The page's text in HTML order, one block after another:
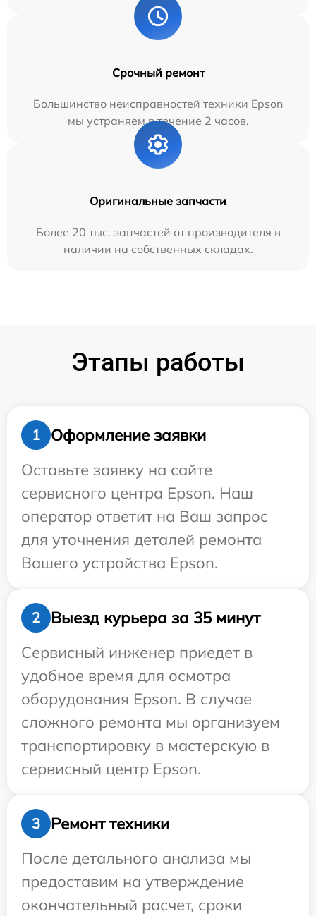
Срочный ремонт
Большинство неисправностей техники Epson
мы устраняем в течение 2 часов.
Оригинальные запчасти
Более 20 тыс. запчастей от производителя в
наличии на собственных складах.
Этапы работы
1
Оформление заявки
Оставьте заявку на сайте
сервисного центра Epson. Наш
оператор ответит на Ваш запрос
для уточнения деталей ремонта
Вашего устройства Epson.
2
Выезд курьера за 35 минут
Сервисный инженер приедет в
удобное время для осмотра
оборудования Epson. В случае
сложного ремонта мы организуем
транспортировку в мастерскую в
сервисный центр Epson.
3
Ремонт техники
После детального анализа мы
предоставим на утверждение
окончательный расчет, сроки